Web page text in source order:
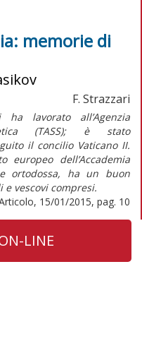
memorie di
F. Strazzari
lavorato all’Agenzia
(TASS); è stato
il concilio Vaticano II.
europeo dell’Accademia
ortodossa, ha un buon
vescovi compresi.
15/01/2015, pag. 10
LINE